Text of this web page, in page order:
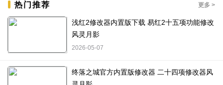
热门推荐 更多 >
浅红2修改器内置版下载 易红2十五项功能修改
风灵月影
2026-05-07
终落之城官方内置版修改器 二十四项修改器风